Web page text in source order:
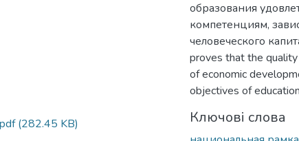
(282.45 KB)
образования
компетенциям,
человеческого
proves that the
of economic
objectives of
Ключові слова